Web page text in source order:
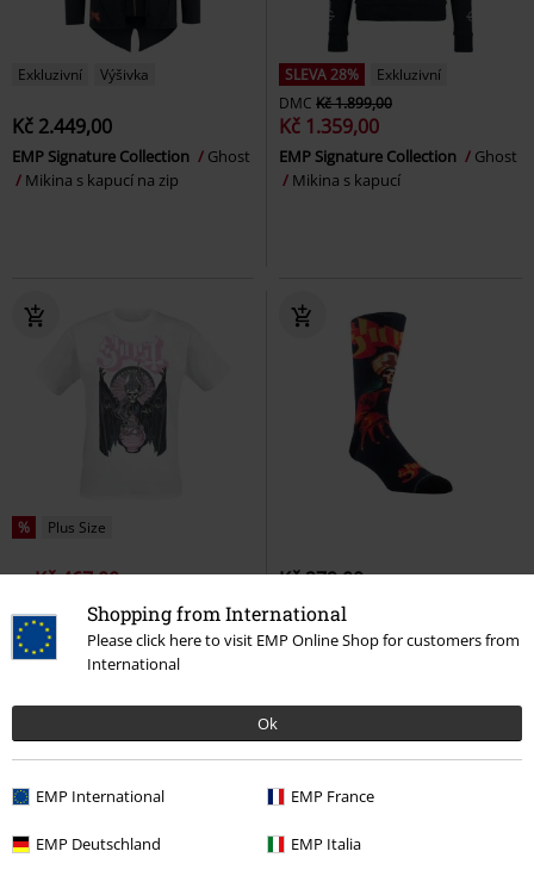
Shopping from International
Please click here to visit EMP Online Shop for customers from
International
Ok
EMP International EMP France
EMP Deutschland EMP Italia
Exkluzivní Výšivka
Kč 2.449,00
EMP Signature Collection
Ghost
Mikina s kapucí na zip
SLEVA 28%
Exkluzivní
DMC Kč 1.899,00
Kč 1.359,00
EMP Signature Collection
Ghost
Mikina s kapucí
% Plus Size
OdKč 467,00
Beneficense Ghost Tričko
Kč 279,00
Papa Ghost